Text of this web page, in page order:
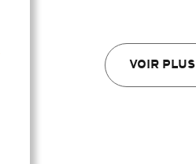
VOIR PLUS